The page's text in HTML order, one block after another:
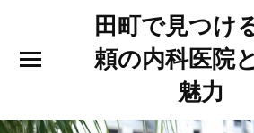
田町で見つけ
頼の内科医院
魅力